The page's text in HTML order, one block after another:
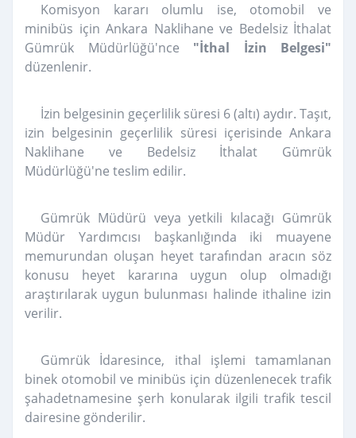
Komisyon kararı olumlu ise, otomobil ve
minibüs için Ankara Naklihane ve Bedelsiz İthalat
Gümrük Müdürlüğü'nce "İthal İzin Belgesi"
düzenlenir.
İzin belgesinin geçerlilik süresi 6 (altı) aydır. Taşıt,
izin belgesinin geçerlilik süresi içerisinde Ankara
Naklihane ve Bedelsiz İthalat Gümrük
Müdürlüğü'ne teslim edilir.
Gümrük Müdürü veya yetkili kılacağı Gümrük
Müdür Yardımcısı başkanlığında iki muayene
memurundan oluşan heyet tarafından aracın söz
konusu heyet kararına uygun olup olmadığı
araştırılarak uygun bulunması halinde ithaline izin
verilir.
Gümrük İdaresince, ithal işlemi tamamlanan
binek otomobil ve minibüs için düzenlenecek trafik
şahadetnamesine şerh konularak ilgili trafik tescil
dairesine gönderilir.